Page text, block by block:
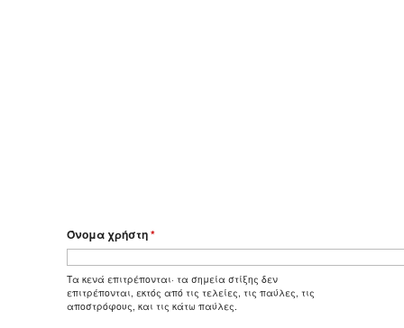
Όνομα χρήστη*
Τα κενά επιτρέπονται· τα σημεία στίξης δεν
επιτρέπονται, εκτός από τις τελείες, τις παύλες, τις
αποστρόφους, και τις κάτω παύλες.